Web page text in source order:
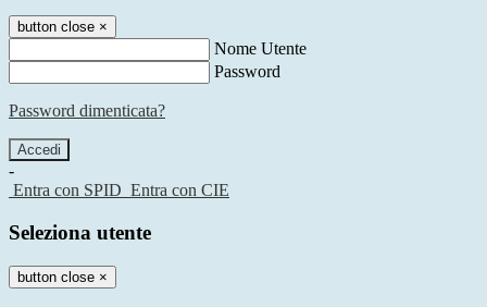
button close ×
Nome Utente
Password
Password dimenticata?
-
Entra con SPID Entra con CIE
Seleziona utente
button close ×